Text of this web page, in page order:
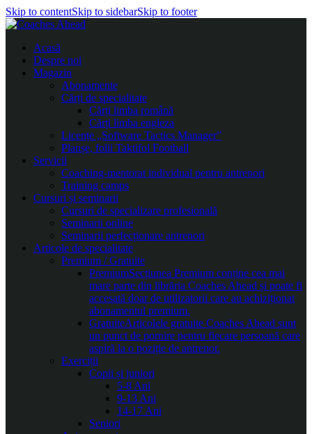
Skip to contentSkip to sidebarSkip to footer
Acasă
Despre noi
Magazin
Abonamente
Cărți de specialitate
Cărți limba română
Cărți limba engleza
Licențe „Software Tactics Manager”
Planșe, folii Taktifol Football
Servicii
Coaching-mentorat individual pentru antrenori
Training camps
Cursuri și seminarii
Cursuri de specializare profesională
Seminarii online
Seminarii perfecționare antrenori
Articole de specialitate
Premium / Gratuite
PremiumSecțiunea Premium conține cea mai
mare parte din librăria Coaches Ahead și poate fi
accesată doar de utilizatorii care au achiziționat
abonamentul premium.
GratuiteArticolele gratuite Coaches Ahead sunt
un punct de pornire pentru fiecare persoană care
aspiră la o poziție de antrenor.
Exerciții
Copii și juniori
5-8 Ani
9-13 Ani
14-17 Ani
Seniori